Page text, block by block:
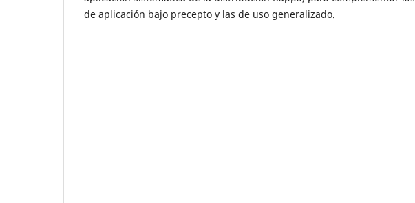
de aplicación bajo precepto y las de uso generalizado.